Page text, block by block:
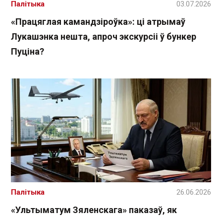
«Працяглая камандзіроўка»: ці атрымаў
Лукашэнка нешта, апроч экскурсіі ў бункер
Пуціна?
Палітыка 03.07.2026
«Ультыматум Зяленскага» паказаў, як
Палітыка 26.06.2026